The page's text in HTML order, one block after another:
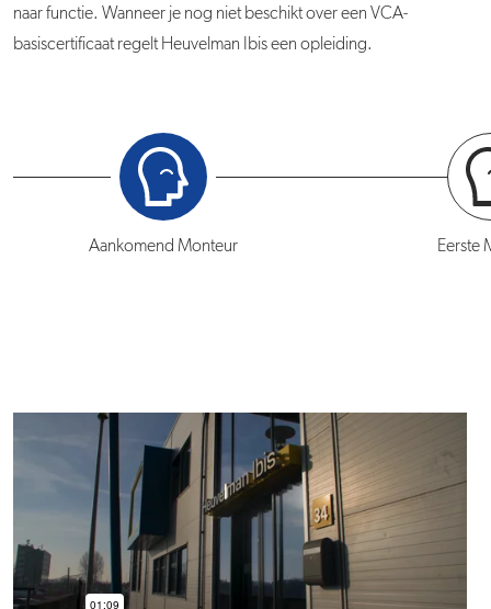
naar functie. Wanneer je nog niet beschikt over een VCA-
basiscertificaat regelt Heuvelman Ibis een opleiding.
Aankomend Monteur Eerste